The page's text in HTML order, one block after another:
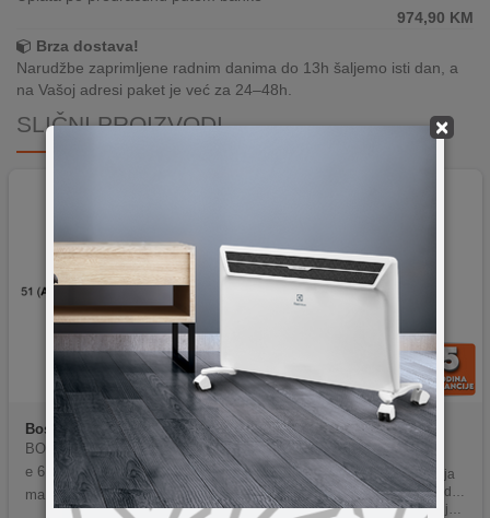
×
974,90 KM
Brza dostava!
Narudžbe zaprimljene radnim danima do 13h šaljemo isti dan, a
na Vašoj adresi paket je već za 24–48h.
SLIČNI PROIZVODI
Bosch
PVS61RHB1E
BOSCH indukcijska ploča Seri
e 6|, DirectSelect,CombiZone,S
ma
Gorenje ECT321BCSC
Priključna snaga od 3000W
Touch kontrola i timer funkcija
2 zone grijanja sa različitim dimenzijama
Zaštita za djecu i signalizacija temperature